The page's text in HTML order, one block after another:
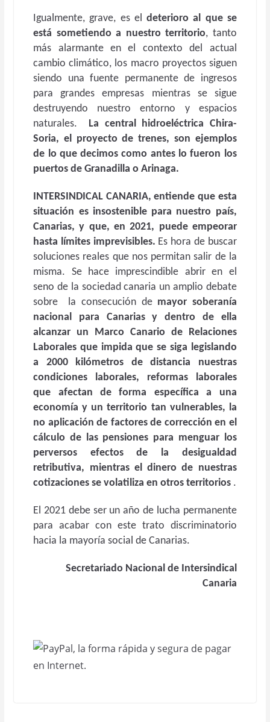
Igualmente, grave, es eldeterioro al que se
está sometiendo a nuestro territorio, tanto
más alarmante en el contexto del actual
cambio climático, los macro proyectos siguen
siendo una fuente permanente de ingresos
para grandes empresas mientras se sigue
destruyendo nuestro entorno y espacios
naturales. La central hidroeléctrica Chira-
Soria, el proyecto de trenes, son ejemplos
de lo que decimos como antes lo fueron los
puertos de Granadilla o Arinaga.
INTERSINDICAL CANARIA, entiende que esta
situación es insostenible para nuestro país,
Canarias, y que, en 2021, puede empeorar
hasta límites imprevisibles. Es hora de buscar
soluciones reales que nos permitan salir de la
misma. Se hace imprescindible abrir en el
seno de la sociedad canaria un amplio debate
sobre la consecución de mayor soberanía
nacional para Canarias y dentro de ella
alcanzar un Marco Canario de Relaciones
Laborales que impida que se siga legislando
a 2000 kilómetros de distancia nuestras
condiciones laborales, reformas laborales
que afectan de forma específica a una
economía y un territorio tan vulnerables, la
no aplicación de factores de corrección en el
cálculo de las pensiones para menguar los
perversos efectos de la desigualdad
retributiva, mientras el dinero de nuestras
cotizaciones se volatiliza en otros territorios .
El 2021 debe ser un año de lucha permanente
para acabar con este trato discriminatorio
hacia la mayoría social de Canarias.
Secretariado Nacional de Intersindical
Canaria